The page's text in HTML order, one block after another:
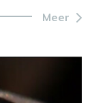
Meer